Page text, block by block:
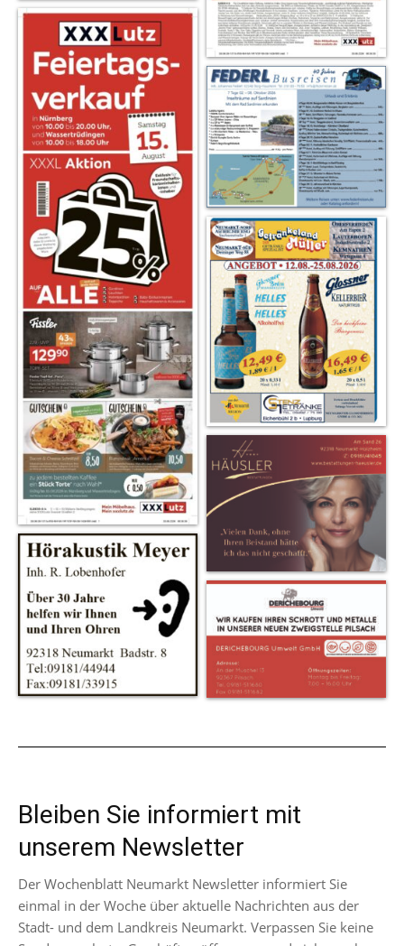
Bleiben Sie informiert mit
unserem Newsletter
Der Wochenblatt Neumarkt Newsletter informiert Sie
einmal in der Woche über aktuelle Nachrichten aus der
Stadt- und dem Landkreis Neumarkt. Verpassen Sie keine